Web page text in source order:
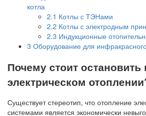
котла
2.1 Котлы с ТЭНами
2.2 Котлы с электродным
2.3 Индукционные
3 Оборудование для
Почему стоит
электрическом
Существует стереотип, что отопление
системами является экономически